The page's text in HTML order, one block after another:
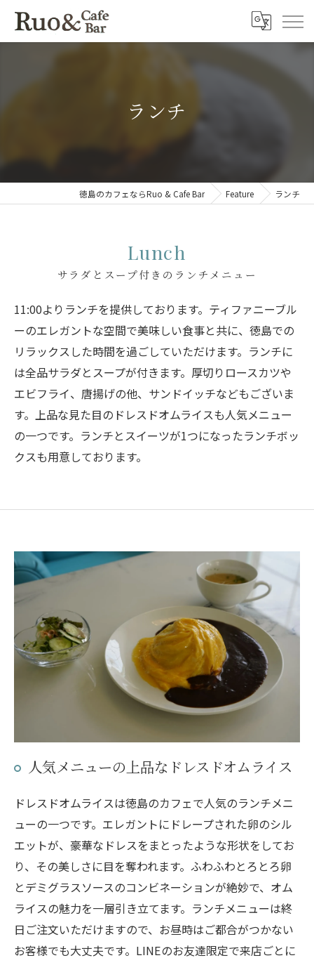
ランチ
徳島のカフェならRuo & Cafe Bar Feature ランチ
サラダとスープ付きのランチメニュー
Lunch
11:00よりランチを提供しております。ティファニーブル
ーのエレガントな空間で美味しい食事と共に、徳島での
リラックスした時間を過ごしていただけます。ランチに
は全品サラダとスープが付きます。厚切りロースカツや
エビフライ、唐揚げの他、サンドイッチなどもございま
す。上品な見た目のドレスドオムライスも人気メニュー
の一つです。ランチとスイーツが1つになったランチボッ
クスも用意しております。
人気メニューの上品なドレスドオムライス
ドレスドオムライスは徳島のカフェで人気のランチメニ
ューの一つです。エレガントにドレープされた卵のシル
エットが、豪華なドレスをまとったような形状をしてお
り、その美しさに目を奪われます。ふわふわとろとろ卵
とデミグラスソースのコンビネーションが絶妙で、オム
ライスの魅力を一層引き立てます。ランチメニューは終
日ご注文いただけますので、お昼時はご都合がつかない
お客様でも大丈夫です。LINEのお友達限定で来店ごとに